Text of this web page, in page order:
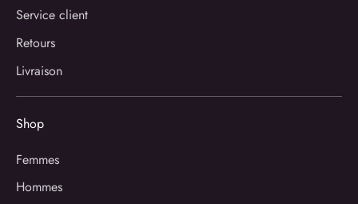
Service client
Retours
Livraison
Shop
Femmes
Hommes